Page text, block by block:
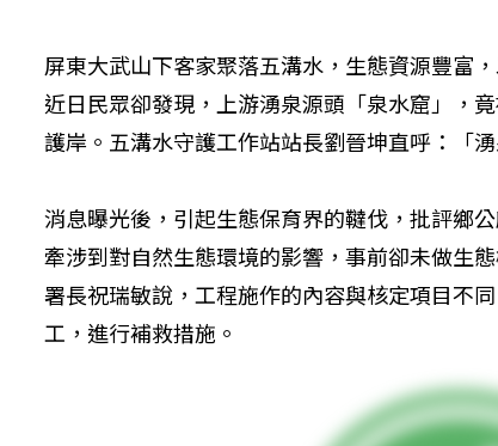
屏東大武山下客家聚落五溝水，生態資源豐富
近日民眾卻發現，上游湧泉源頭「泉水窟」，
護岸。五溝水守護工作站站長劉晉坤直呼：「
消息曝光後，引起生態保育界的韃伐，批評鄉
牽涉到對自然生態環境的影響，事前卻未做生
署長祝瑞敏說，工程施作的內容與核定項目不
工，進行補救措施。